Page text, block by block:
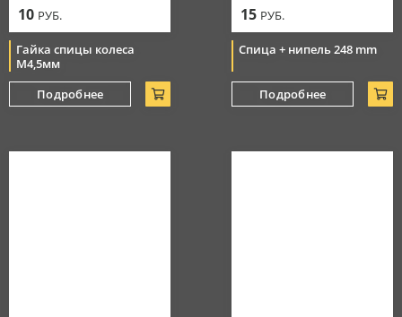
10 РУБ.
Гайка спицы колеса
М4,5мм
Подробнее
15 РУБ.
Спица + нипель 248 mm
Подробнее